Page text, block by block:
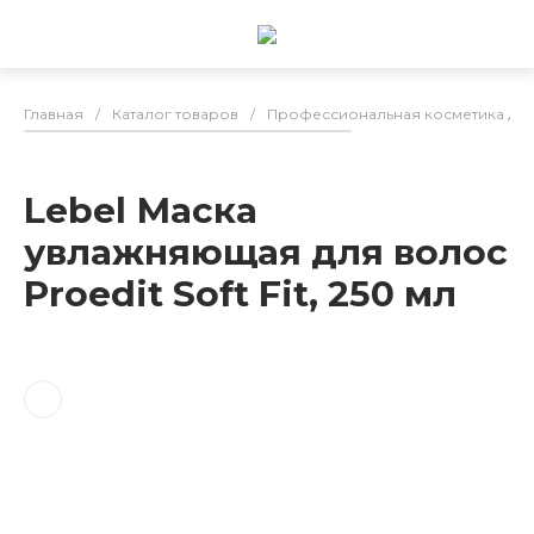
Главная / Каталог товаров / Профессиональная косметика
Lebel Маска
увлажняющая для волос
Proedit Soft Fit, 250 мл